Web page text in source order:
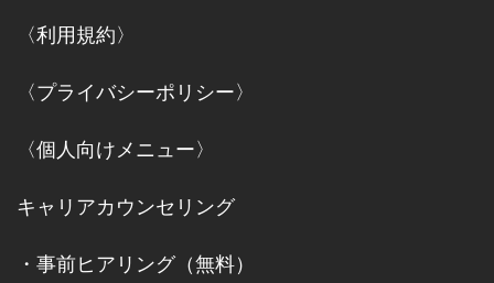
〈利用規約〉
〈プライバシーポリシー〉
〈個人向けメニュー〉
キャリアカウンセリング
・ 事前ヒアリング（無料）